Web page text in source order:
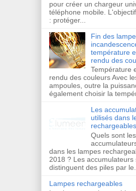
pour créer un chargeur
téléphone mobile.
: protéger...
Fin des
température
rendu des
Température
rendu des couleurs Avec
ampoules, outre la
également choisir la
Les
utilisés dans
Quels sont les
dans les lampes
2018 ? Les accumulateurs
distinguent des piles par le...
Lampes rechargeables